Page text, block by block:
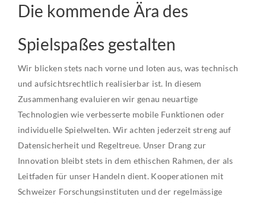
Die kommende Ära des
Spielspaßes gestalten
Wir blicken stets nach vorne und loten aus, was technisch
und aufsichtsrechtlich realisierbar ist. In diesem
Zusammenhang evaluieren wir genau neuartige
Technologien wie verbesserte mobile Funktionen oder
individuelle Spielwelten. Wir achten jederzeit streng auf
Datensicherheit und Regeltreue. Unser Drang zur
Innovation bleibt stets in dem ethischen Rahmen, der als
Leitfaden für unser Handeln dient. Kooperationen mit
Schweizer Forschungsinstituten und der regelmässige